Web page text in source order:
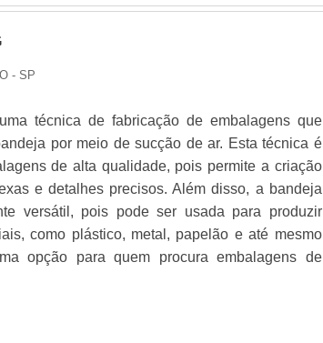
- SP
técnica de fabricação de embalagens que
por meio de sucção de ar. Esta técnica é
de alta qualidade, pois permite a criação
e detalhes precisos. Além disso, a bandeja
versátil, pois pode ser usada para produzir
como plástico, metal, papelão e até mesmo
opção para quem procura embalagens de